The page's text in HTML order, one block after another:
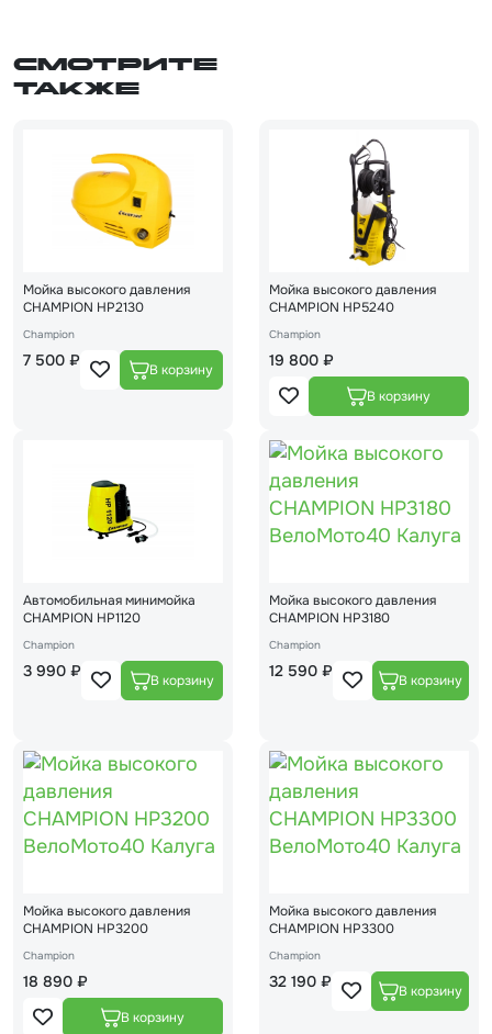
Смотрите
также
Мойка высокого давления
CHAMPION HP2130
Champion
7 500 ₽
Мойка высокого давления
CHAMPION HP5240
Champion
19 800 ₽
Автомобильная минимойка
CHAMPION HP1120
Champion
3 990 ₽
Мойка высокого давления
CHAMPION HP3180
Champion
12 590 ₽
Мойка высокого давления
CHAMPION HP3200
Champion
18 890 ₽
Мойка высокого давления
CHAMPION HP3300
Champion
32 190 ₽